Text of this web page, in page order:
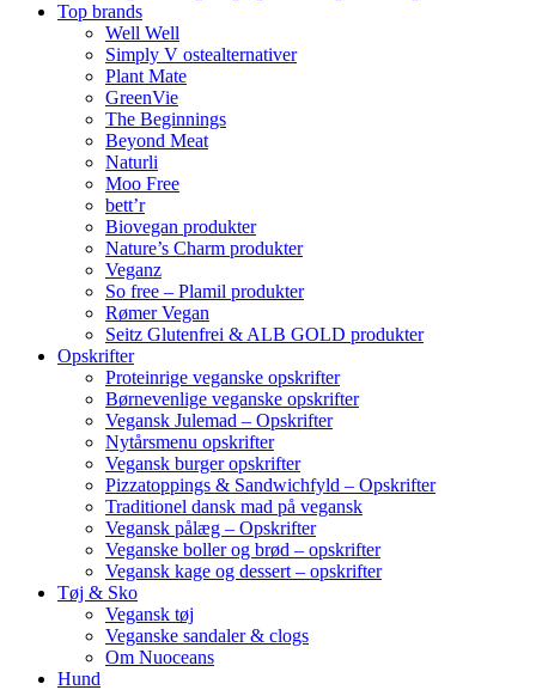
Top brands
Well Well
Simply V ostealternativer
Plant Mate
GreenVie
The Beginnings
Beyond Meat
Naturli
Moo Free
bett’r
Biovegan produkter
Nature’s Charm produkter
Veganz
So free – Plamil produkter
Rømer Vegan
Seitz Glutenfrei & ALB GOLD produkter
Opskrifter
Proteinrige veganske opskrifter
Børnevenlige veganske opskrifter
Vegansk Julemad – Opskrifter
Nytårsmenu opskrifter
Vegansk burger opskrifter
Pizzatoppings & Sandwichfyld – Opskrifter
Traditionel dansk mad på vegansk
Vegansk pålæg – Opskrifter
Veganske boller og brød – opskrifter
Vegansk kage og dessert – opskrifter
Tøj & Sko
Vegansk tøj
Veganske sandaler & clogs
Om Nuoceans
Hund